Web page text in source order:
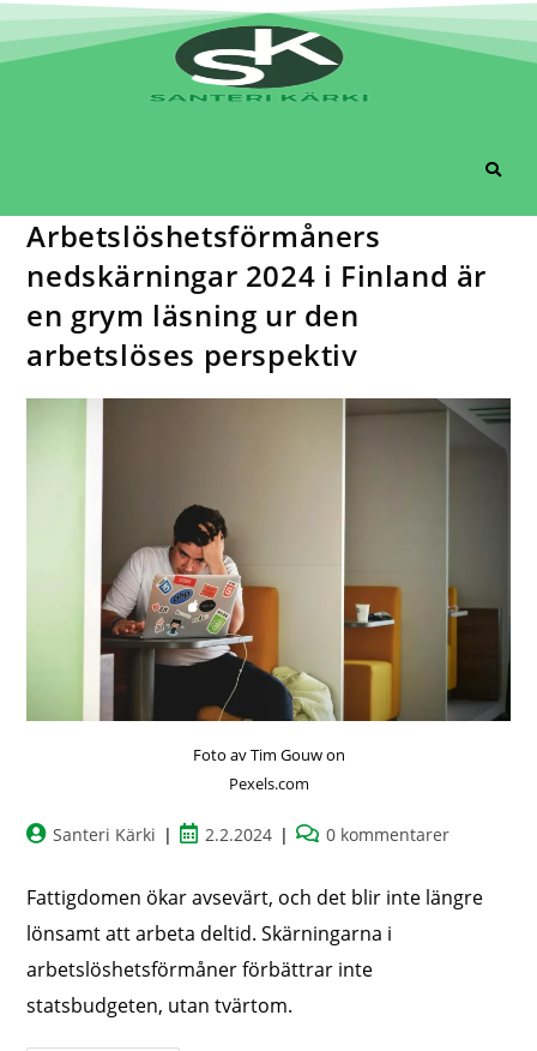
Arbetslöshetsförmåners
nedskärningar 2024 i Finland är
en grym läsning ur den
arbetslöses perspektiv
Foto av Tim Gouw on
Pexels.com
Santeri Kärki 2.2.2024 0 kommentarer
Fattigdomen ökar avsevärt, och det blir inte längre
lönsamt att arbeta deltid. Skärningarna i
arbetslöshetsförmåner förbättrar inte
statsbudgeten, utan tvärtom.